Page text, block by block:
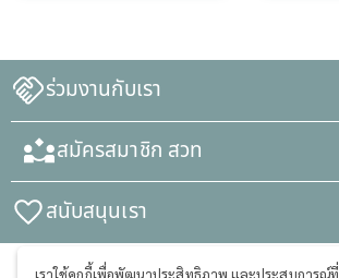
ร่วมงานกับเรา
สมัครสมาชิก สวท
สนับสนุนเรา
เราใช้คุกกี้เพื่อพัฒนาประสิทธิภาพ และประสบการณ์ที่